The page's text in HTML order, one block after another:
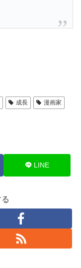
成長
漫画家
LINE